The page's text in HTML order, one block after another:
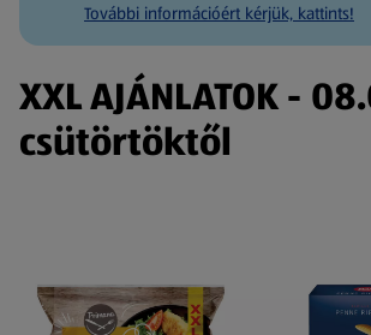
További információért kérjük, kattints!
XXL AJÁNLATOK -
csütörtöktől